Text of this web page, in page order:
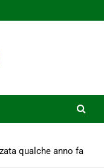
qualche anno fa